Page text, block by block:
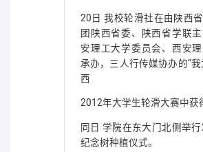
20日 我校轮滑社在由陕西省
团陕西省委、陕西省学联
安理工大学委员会、西安
承办，三人行传媒协办的“
西
2012年大学生轮滑大赛中获
同日 学院在东大门北侧举
纪念树种植仪式。